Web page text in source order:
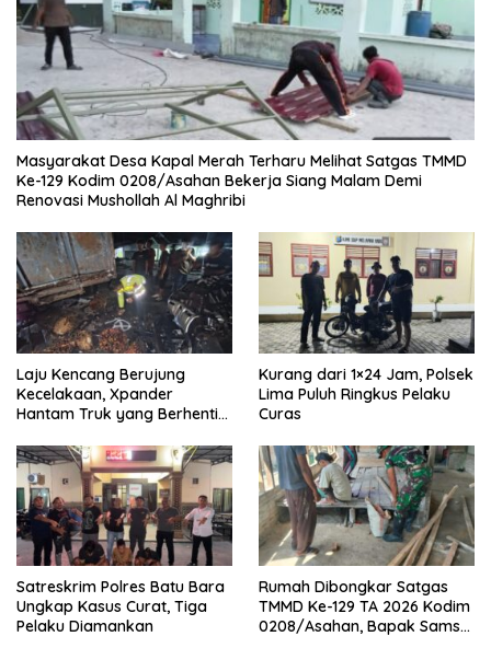
Masyarakat Desa Kapal Merah Terharu Melihat Satgas TMMD
Ke-129 Kodim 0208/Asahan Bekerja Siang Malam Demi
Renovasi Mushollah Al Maghribi
Laju Kencang Berujung
Kecelakaan, Xpander
Hantam Truk yang Berhenti
Kurang dari 1×24 Jam, Polsek
Lima Puluh Ringkus Pelaku
Curas
Satreskrim Polres Batu Bara
Ungkap Kasus Curat, Tiga
Pelaku Diamankan
Rumah Dibongkar Satgas
TMMD Ke-129 TA 2026 Kodim
0208/Asahan, Bapak Samsul